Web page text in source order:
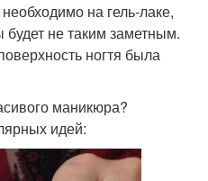
на гель-лаке,
не таким заметным.
ногтя была
маникюра?
идей: